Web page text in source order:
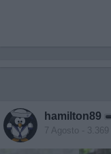
hamilton89
7 Agosto -